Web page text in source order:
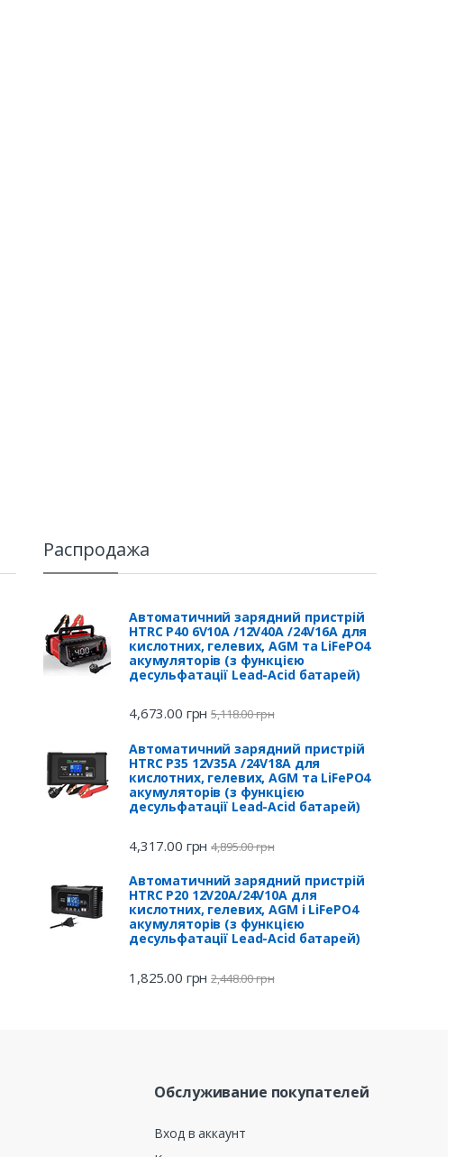
Распродажа
Автоматичний зарядний пристрій
HTRC P40 6V10A /12V40A /24V16A для
кислотних, гелевих, AGM та LiFePO4
акумуляторів (з функцією
десульфатації Lead-Acid батарей)
4,673.00 грн 5,118.00грн
Автоматичний зарядний пристрій
HTRC P35 12V35A /24V18A для
кислотних, гелевих, AGM та LiFePO4
акумуляторів (з функцією
десульфатації Lead-Acid батарей)
4,317.00 грн 4,895.00грн
Автоматичний зарядний пристрій
HTRC P20 12V20A/24V10A для
кислотних, гелевих, AGM і LiFePO4
акумуляторів (з функцією
десульфатації Lead-Acid батарей)
1,825.00 грн 2,448.00грн
Обслуживание покупателей
Вход в аккаунт